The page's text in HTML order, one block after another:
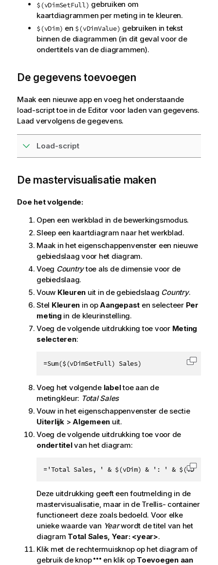
$(vDimSetFull) gebruiken om
kaartdiagrammen per meting in te kleuren.
$(vDim) en $(vDimValue) gebruiken in tekst
binnen de diagrammen (in dit geval voor de
ondertitels van de diagrammen).
De gegevens toevoegen
Maak een nieuwe app en voeg het onderstaande
load-script toe in de Editor voor laden van gegevens.
Laad vervolgens de gegevens.
Load-script
De mastervisualisatie maken
Doe het volgende:
Open een werkblad in de bewerkingsmodus.
Sleep een kaartdiagram naar het werkblad.
Maak in het eigenschappenvenster een nieuwe
gebiedslaag voor het diagram.
Voeg Countrytoe als de dimensie voor de
gebiedslaag.
Vouw Kleuren uit in de gebiedslaag Country.
Stel Kleuren in opAangepast en selecteer Per
meting in de kleurinstelling.
Voeg de volgende uitdrukking toe voor Meting
selecteren:
=Sum($(vDimSetFull) Sales) Code
Voeg het volgende labeltoe aan de
metingkleur: Total Sales
Vouw in het eigenschappenvenster de sectie
Uiterlijk> Algemeen uit.
Voeg de volgende uitdrukking toe voor de
ondertitelvan het diagram:
='Total Sales, ' & $(vDim) & ': ' & Code
Deze uitdrukking geeft een foutmelding in de
mastervisualisatie, maar in de Trellis- container
functioneert deze zoals bedoeld. Voor elke
unieke waarde van Yearwordt de titel van het
diagram Total Sales, Year: <year>.
Klik met de rechtermuisknop op het diagram of
gebruik de knop
en klik op Toevoegen aan